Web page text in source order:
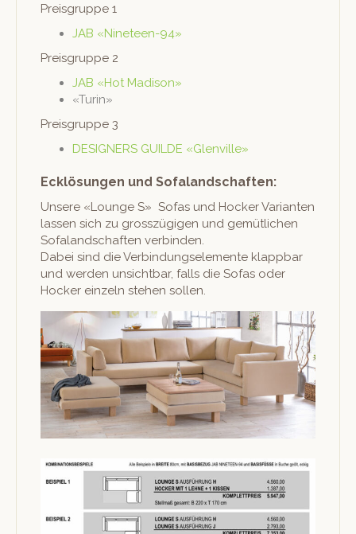
Preis­gruppe 1
JAB «Nine­teen-94»
Preis­gruppe 2
JAB «Hot Madison»
«Turin»
Preis­gruppe 3
DESIGNERS GUILDE «Glenville»
Ecklösungen und Sofalandschaften:
Unsere «Lounge S» Sofas und Hock­er Vari­anten
lassen sich zu grosszügi­gen und gemütlichen
Sofa­land­schaften verbinden.
Dabei sind die Verbindungse­le­mente klapp­bar
und wer­den unsicht­bar, falls die Sofas oder
Hock­er einzeln ste­hen sollen.